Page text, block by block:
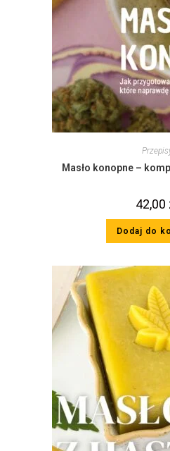
Masło konopne –
42,00
Dodaj do